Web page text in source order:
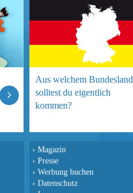
Aus welchem Bundesland
solltest du eigentlich
kommen?
› Magazin
› Presse
› Werbung buchen
› Datenschutz